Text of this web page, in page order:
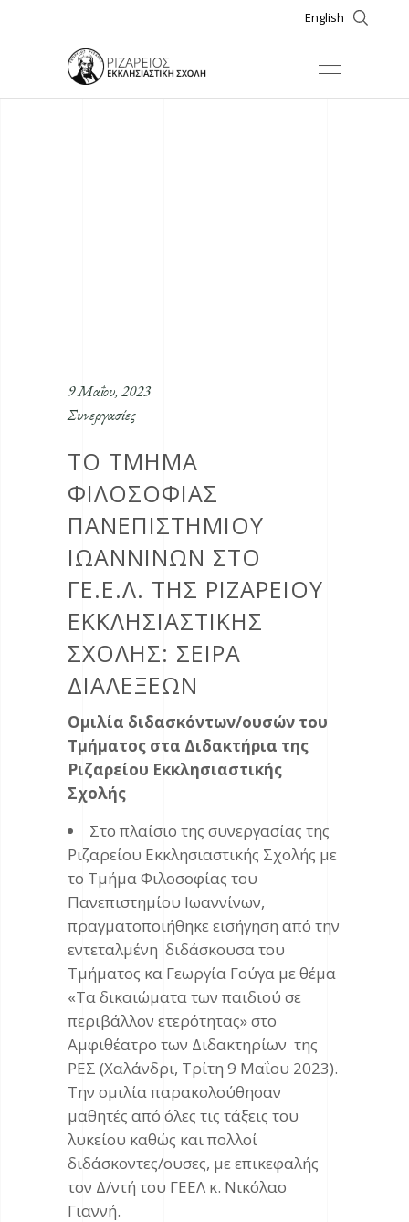
English
9 Μαΐου, 2023
Συνεργασίες
ΤΟ ΤΜΗΜΑ
ΦΙΛΟΣΟΦΙΑΣ
ΠΑΝΕΠΙΣΤΗΜΙΟΥ
ΙΩΑΝΝΙΝΩΝ ΣΤΟ
ΓΕ.Ε.Λ. ΤΗΣ ΡΙΖΑΡΕΙΟΥ
ΕΚΚΛΗΣΙΑΣΤΙΚΗΣ
ΣΧΟΛΗΣ: ΣΕΙΡΆ
ΔΙΑΛΈΞΕΩΝ
Ομιλία διδασκόντων/ουσών του
Τμήματος στα Διδακτήρια της
Ριζαρείου Εκκλησιαστικής
Σχολής
Στο πλαίσιο της συνεργασίας της
Ριζαρείου Εκκλησιαστικής Σχολής με
το Τμήμα Φιλοσοφίας του
Πανεπιστημίου Ιωαννίνων,
πραγματοποιήθηκε εισήγηση από την
εντεταλμένη διδάσκουσα του
Τμήματος κα Γεωργία Γούγα με θέμα
«Τα δικαιώματα των παιδιού σε
περιβάλλον ετερότητας» στο
Αμφιθέατρο των Διδακτηρίων της
ΡΕΣ (Χαλάνδρι, Τρίτη 9 Μαΐου 2023).
Την ομιλία παρακολούθησαν
μαθητές από όλες τις τάξεις του
λυκείου καθώς και πολλοί
διδάσκοντες/ουσες, με επικεφαλής
τον Δ/ντή του ΓΕΕΛ κ. Νικόλαο
Γιαννή.